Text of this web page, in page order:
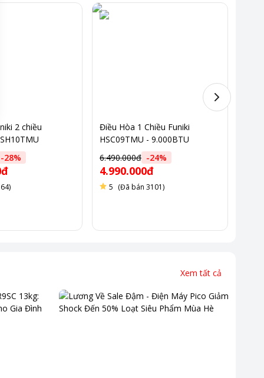
minh.
2 chiều
-28%
Điều Hòa 1 Chiều Funiki
HSC09TMU - 9.000BTU
6.490.000đ -24%
4.990.000đ
5 (Đã bán 3101)
Xem tất cả